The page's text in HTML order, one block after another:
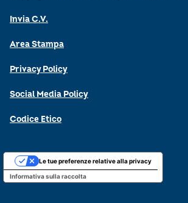
Invia C.V.
Area Stampa
Privacy Policy
Social Media Policy
Codice Etico
Informativa sulla raccolta
Le tue preferenze relative alla privacy